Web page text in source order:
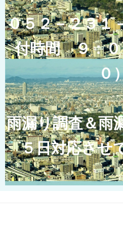
０５２－２３１
付時間 ９：０
０
雨漏り調査＆雨
５日対応させ